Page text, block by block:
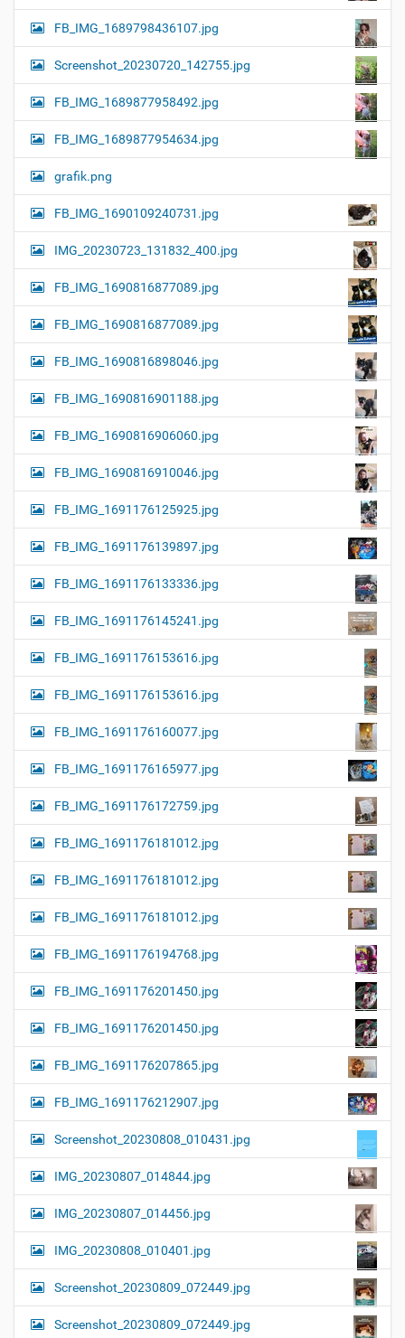
FB_IMG_1689798436107.jpg
Screenshot_20230720_142755.jpg
FB_IMG_1689877958492.jpg
FB_IMG_1689877954634.jpg
grafik.png
FB_IMG_1690109240731.jpg
IMG_20230723_131832_400.jpg
FB_IMG_1690816877089.jpg
FB_IMG_1690816877089.jpg
FB_IMG_1690816898046.jpg
FB_IMG_1690816901188.jpg
FB_IMG_1690816906060.jpg
FB_IMG_1690816910046.jpg
FB_IMG_1691176125925.jpg
FB_IMG_1691176139897.jpg
FB_IMG_1691176133336.jpg
FB_IMG_1691176145241.jpg
FB_IMG_1691176153616.jpg
FB_IMG_1691176153616.jpg
FB_IMG_1691176160077.jpg
FB_IMG_1691176165977.jpg
FB_IMG_1691176172759.jpg
FB_IMG_1691176181012.jpg
FB_IMG_1691176181012.jpg
FB_IMG_1691176181012.jpg
FB_IMG_1691176194768.jpg
FB_IMG_1691176201450.jpg
FB_IMG_1691176201450.jpg
FB_IMG_1691176207865.jpg
FB_IMG_1691176212907.jpg
Screenshot_20230808_010431.jpg
IMG_20230807_014844.jpg
IMG_20230807_014456.jpg
IMG_20230808_010401.jpg
Screenshot_20230809_072449.jpg
Screenshot_20230809_072449.jpg